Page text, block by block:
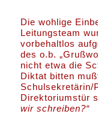
Die wohlige
Leitungsteam
vorbehaltlos
des o.b.
nicht etwa die
Diktat bitten
Schulsekretärin/
Direktoriumstür
wir schreiben?“